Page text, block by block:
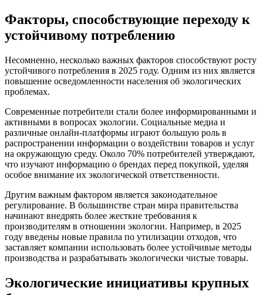
Факторы, способствующие переходу к
устойчивому потреблению
Несомненно, несколько важных факторов способствуют росту
устойчивого потребления в 2025 году. Одним из них является
повышение осведомленности населения об экологических
проблемах.
Современные потребители стали более информированными и
активными в вопросах экологии. Социальные медиа и
различные онлайн-платформы играют большую роль в
распространении информации о воздействии товаров и услуг
на окружающую среду. Около 70% потребителей утверждают,
что изучают информацию о брендах перед покупкой, уделяя
особое внимание их экологической ответственности.
Другим важным фактором является законодательное
регулирование. В большинстве стран мира правительства
начинают внедрять более жесткие требования к
производителям в отношении экологии. Например, в 2025
году введены новые правила по утилизации отходов, что
заставляет компании использовать более устойчивые методы
производства и разрабатывать экологически чистые товары.
Экологические инициативы крупных